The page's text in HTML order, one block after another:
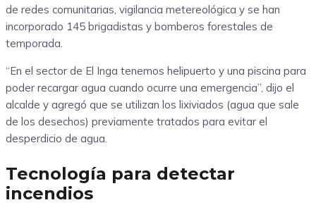
de redes comunitarias, vigilancia metereológica y se han
incorporado 145 brigadistas y bomberos forestales de
temporada.
“En el sector de El Inga tenemos helipuerto y una piscina para
poder recargar agua cuando ocurre una emergencia”, dijo el
alcalde y agregó que se utilizan los lixiviados (agua que sale
de los desechos) previamente tratados para evitar el
desperdicio de agua.
Tecnología para detectar
incendios